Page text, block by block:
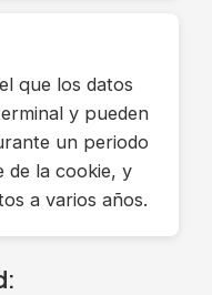
que los datos
y pueden
un periodo
de la cookie, y
a varios años.